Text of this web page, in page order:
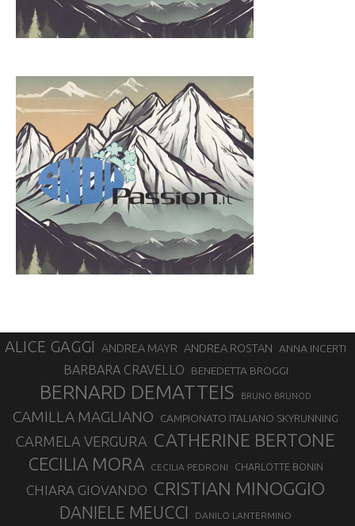
ALICE GAGGI ANDREA MAYR ANDREA ROSTAN ANNA INCERTI
BARBARA CRAVELLO BENEDETTA BROGGI
BERNARD DEMATTEIS BRUNO BRUNOD
CAMILLA MAGLIANO CAMPIONATO ITALIANO SKYRUNNING
CARMELA VERGURA CATHERINE BERTONE
CECILIA MORA CECILIA PEDRONI CHARLOTTE BONIN
CHIARA GIOVANDO CRISTIAN MINOGGIO
DANIELE MEUCCI DANILO LANTERMINO